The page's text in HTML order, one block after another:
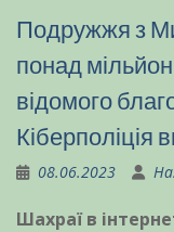
Подружжя з
понад
відомого
Кіберполіція
08.06.2023
Шахраї в